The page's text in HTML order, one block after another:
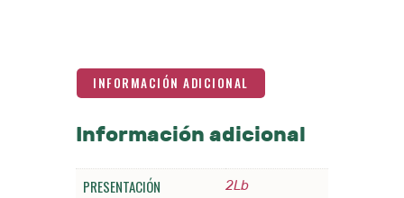
INFORMACIÓN ADICIONAL
Información adicional
PRESENTACIÓN 2Lb